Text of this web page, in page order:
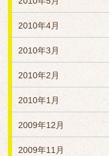
2010年4月
2010年3月
2010年2月
2010年1月
2009年12月
2009年11月